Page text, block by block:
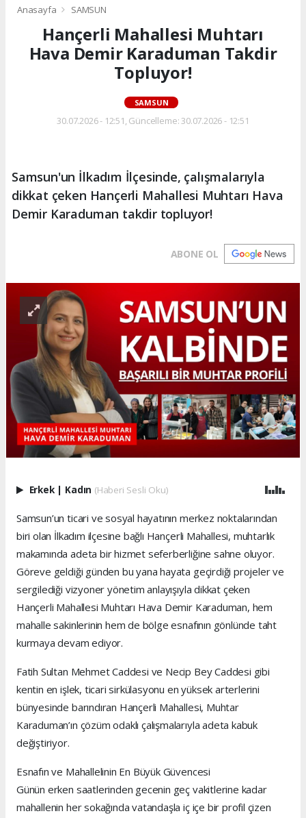
Anasayfa SAMSUN
Hançerli Mahallesi Muhtarı
Hava Demir Karaduman Takdir
Topluyor!
SAMSUN
30.07.2026 - 12:51, Güncelleme: 30.07.2026 - 12:51
Samsun'un İlkadım İlçesinde, çalışmalarıyla
dikkat çeken Hançerli Mahallesi Muhtarı Hava
Demir Karaduman takdir topluyor!
ABONE OL
Erkek | Kadın (Haberi Sesli Oku)
Samsun’un ticari ve sosyal hayatının merkez noktalarından
biri olan İlkadım ilçesine bağlı Hançerli Mahallesi, muhtarlık
makamında adeta bir hizmet seferberliğine sahne oluyor.
Göreve geldiği günden bu yana hayata geçirdiği projeler ve
sergilediği vizyoner yönetim anlayışıyla dikkat çeken
Hançerli Mahallesi Muhtarı Hava Demir Karaduman, hem
mahalle sakinlerinin hem de bölge esnafının gönlünde taht
kurmaya devam ediyor.
Fatih Sultan Mehmet Caddesi ve Necip Bey Caddesi gibi
kentin en işlek, ticari sirkülasyonu en yüksek arterlerini
bünyesinde barındıran Hançerli Mahallesi, Muhtar
Karaduman’ın çözüm odaklı çalışmalarıyla adeta kabuk
değiştiriyor.
Esnafın ve Mahallelinin En Büyük Güvencesi
Günün erken saatlerinden gecenin geç vakitlerine kadar
mahallenin her sokağında vatandaşla iç içe bir profil çizen